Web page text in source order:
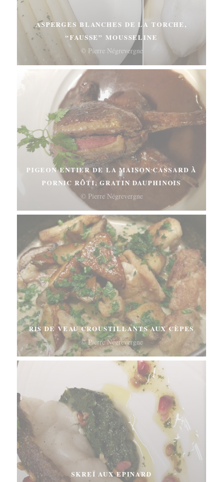
ASPERGES BLANCHES DE LA TORCHE,
“FAUSSE” MOUSSELINE
© Pierre Négrevergne
PIGEON ENTIER DE LA MAISON CASSARD À
PORNIC RÔTI, GRATIN DAUPHINOIS
© Pierre Négrevergne
RIS DE VEAU CROUSTILLANTS AUX CÈPES
© Pierre Négrevergne
SKREÏ AUX EPINARD